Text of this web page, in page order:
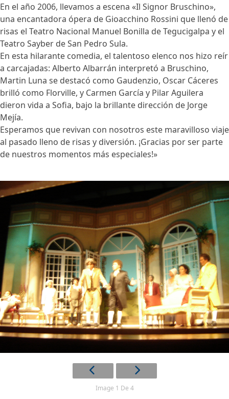
En el año 2006, llevamos a escena «Il Signor Bruschino»,
una encantadora ópera de Gioacchino Rossini que llenó de
risas el Teatro Nacional Manuel Bonilla de Tegucigalpa y el
Teatro Sayber de San Pedro Sula.
En esta hilarante comedia, el talentoso elenco nos hizo reír
a carcajadas: Alberto Albarrán interpretó a Bruschino,
Martin Luna se destacó como Gaudenzio, Oscar Cáceres
brilló como Florville, y Carmen García y Pilar Aguilera
dieron vida a Sofia, bajo la brillante dirección de Jorge
Mejía.
Esperamos que revivan con nosotros este maravilloso viaje
al pasado lleno de risas y diversión. ¡Gracias por ser parte
de nuestros momentos más especiales!»
Image 1 De 4